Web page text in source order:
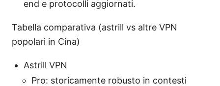
end e protocolli aggiornati.
Tabella comparativa (astrill vs altre VPN
popolari in Cina)
Astrill VPN
Pro: storicamente robusto in contesti